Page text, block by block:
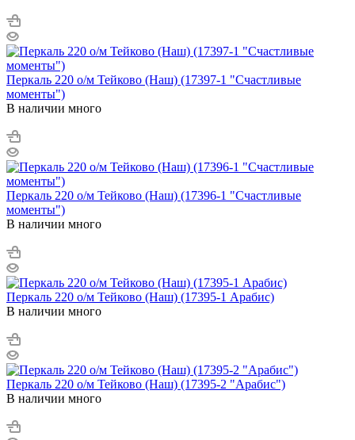
Перкаль 220 о/м Тейково (Наш) (17397-1 "Счастливые
моменты")
В наличии много
Перкаль 220 о/м Тейково (Наш) (17396-1 "Счастливые
моменты")
В наличии много
Перкаль 220 о/м Тейково (Наш) (17395-1 Арабис)
В наличии много
Перкаль 220 о/м Тейково (Наш) (17395-2 "Арабис")
В наличии много